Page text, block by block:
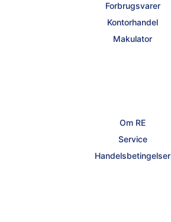
Forbrugsvarer
Kontorhandel
Makulator
Om RE
Service
Handelsbetingelser